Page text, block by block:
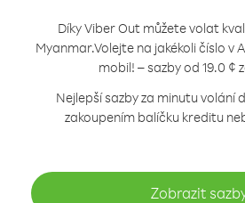
Díky Viber Out můžete volat
Myanmar.Volejte na jakékoli číslo v
mobil! – sazby od 19.0 ¢
Nejlepší sazby za minutu volání
zakoupením balíčku kreditu
Zobrazit